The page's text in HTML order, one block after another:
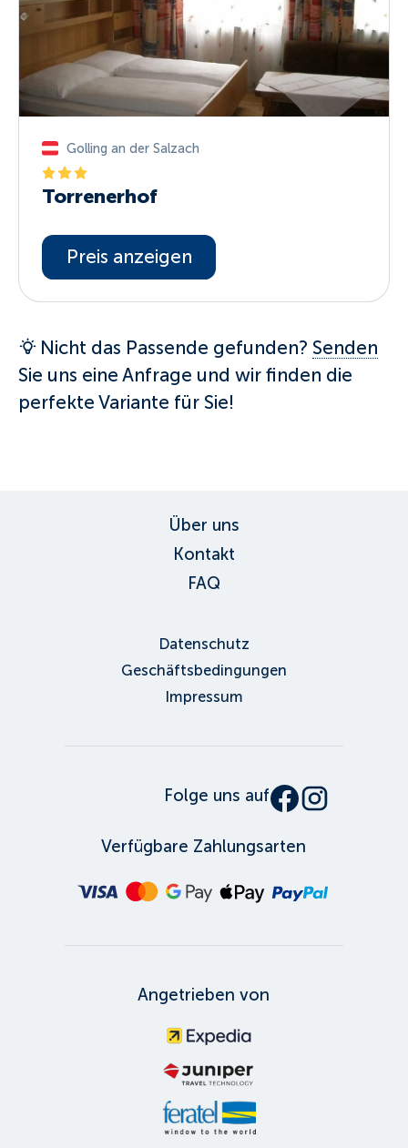
Golling an der Salzach
Torrenerhof
Preis anzeigen
Nicht das Passende gefunden?Senden
Sie uns eine Anfrage und wir finden die
perfekte Variante für Sie!
Über uns
Kontakt
FAQ
Datenschutz
Geschäftsbedingungen
Impressum
Folge uns auf
Verfügbare Zahlungsarten
Angetrieben von